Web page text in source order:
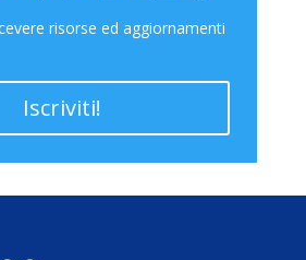
risorse ed aggiornamenti
Iscriviti!